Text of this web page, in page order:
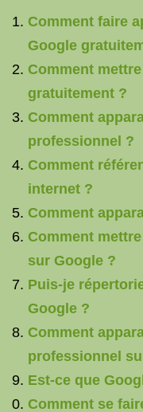
Comment faire
Google
Comment
gratuitement ?
Comment
professionnel ?
Comment
internet ?
Comment
Comment
sur Google ?
Puis-je
Google ?
Comment
professionnel
Est-ce que
Comment se